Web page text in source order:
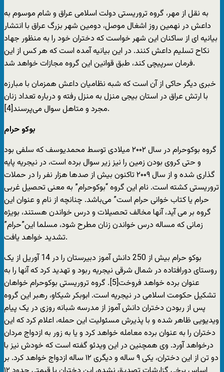
به نقل از مهر، گروه تروریستی دولت اسلامی عراق و شام موسوم به
داعش در نهمین روز اشغال موصل، دومین شهر بزرگ عراق با انتشار
بیانیه ای از ساکنان این شهر خواست که دختران خود را به منظور جهاد
نکاح تسلیم داعش کنند. در این بیانیه آمده است که هر کس از این
فرمان سرپیچی کند، طبق قوانین این گروه مجازات خواهد شد.
خبری دیگر حاکی از آن است که شبه‌ نظامیان داعش همزمان با مبارزه
با ارتش عراق در استان بیجی منزل به منزل رفته و درباره تعداد زنان
مجرد و متاهل سوال می‌پرسند[4].
بوکو حرام
گروه بوکوحرام در سال ۲۰۰۲ میلادی توسط محمدیوسف که سلفی بود
و حتی کروی بودن زمین را نیز زیر سوال برده است، در نیجریه پایه
گذاری شده و از سال ۲۰۰۹ تاکنون بیش از صدها هزار نفر را در حملات
تروریستی کشته است. نام این گروه “بوکوحرام” به معنی تحصیل غربی
حرام یا کتاب خوانی حرام است” می‌باشد. چنانچه از نام و عنوان این
گروه بر می آید، آنها مخالف تحصیلات و درس خواندن هستند، بویژه
زمانی که مساله درس خواندن زنان مطرح شود، مسلما این”حرام”
تشدید خواهد یافت.
بوکو حرام بیش از 250 دانش آموز دبیرستان را در 14 آوریل از یک
روستای دورافتاده در شمال شرقی نیجریه ربود و تهدید کرد که آنها را به
عنوان برده خواهد فروخت[5]. گروه تروریستی بوکوحرام خواهان
تشکیل حکومت اسلامی در نیجریه است. ابوبکر شیکاو، رهبر این گروه
پس از ربودن دختران دانش آموز از مدرسه شبانه روزی در یک پیام
ویدیویی ظاهر شده و با پذیرش مسئولیت این حمله، اعلام کرد که این
دختران را به عنوان برده معامله خواهد کرد و یا به زور به ازدواج مردان
درخواهد آورد. وی همچنین در این ویدئو گفته است که خودش نیز با
دو تن از این دختران، یکی ۹ ساله و دیگری ۱۲ ساله ازدواج خواهد کرد. بر